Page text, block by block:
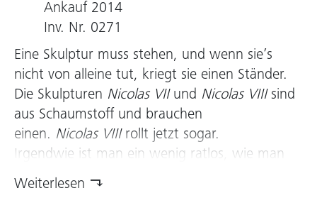
Ankauf 2014
Inv. Nr. 0271
Eine Skulptur muss stehen, und wenn sie’s
nicht von alleine tut, kriegt sie einen Ständer.
Die Skulpturen Nicolas VIIund Nicolas VIIIsind
aus Schaumstoff und brauchen
einen. Nicolas VIIIrollt jetzt sogar.
Irgendwie ist man ein wenig ratlos, wie man
sich den Arbeiten gegenüber verhalten soll, fast
Weiterlesen